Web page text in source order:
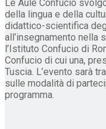
Le Aule Confucio
della lingua e della
didattico-scientifica
all’insegnamento nella
l’Istituto Confucio di
Confucio di cui una,
Tuscia. L’evento sarà
sulle modalità di
programma.